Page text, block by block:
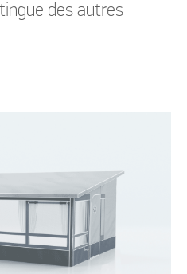
des autres